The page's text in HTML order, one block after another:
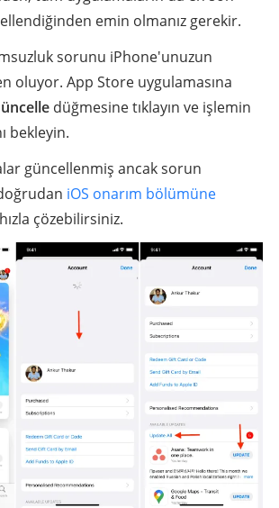
emin olmanız gerekir.
sorunu iPhone'unuzun
oluyor. App Store uygulamasına
düğmesine tıklayın ve işlemin
bekleyin.
güncellenmiş ancak sorun
iOS onarım bölümüne
çözebilirsiniz.